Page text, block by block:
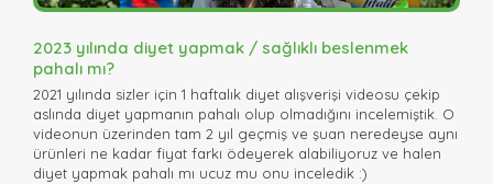
2023 yılında diyet yapmak / sağlıklı beslenmek
pahalı mı?
2021 yılında sizler için 1 haftalık diyet alışverişi videosu çekip
aslında diyet yapmanın pahalı olup olmadığını incelemiştik. O
videonun üzerinden tam 2 yıl geçmiş ve şuan neredeyse aynı
ürünleri ne kadar fiyat farkı ödeyerek alabiliyoruz ve halen
diyet yapmak pahalı mı ucuz mu onu inceledik :)